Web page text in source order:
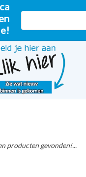
producten gevonden!...